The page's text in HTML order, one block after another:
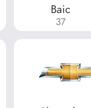
Baic
37